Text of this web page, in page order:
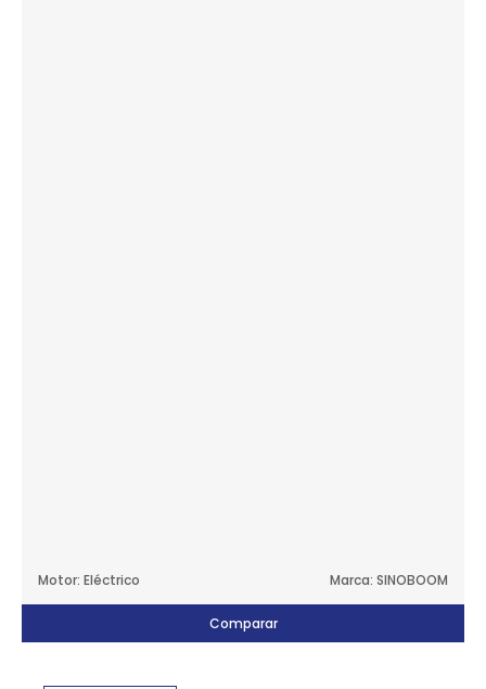
Motor: Eléctrico Marca: SINOBOOM
Comparar